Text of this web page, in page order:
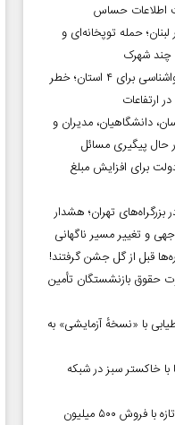
اطلاعات حساس
حمله توپخانه‌ای و
چند شهرک
هشدار نارنجی هواشناسی برای ۴ استان؛ خطر
ارتفاعات
دانشگاهیان، مدیران و
حال پیگیری مسائل
برای افزایش مبلغ
بزرگراه‌های تهران؛ هشدار
و تغییر مسیر ناگهانی
قبل از گل جشن گرفتند!
حقوق بازنشستگان تأمین
با «نسخهٔ آزمایشی» به
با خاکستر سبز در شبکه
مرد عنکبوتی: روز تازه با فروش ۵۰۰ میلیون